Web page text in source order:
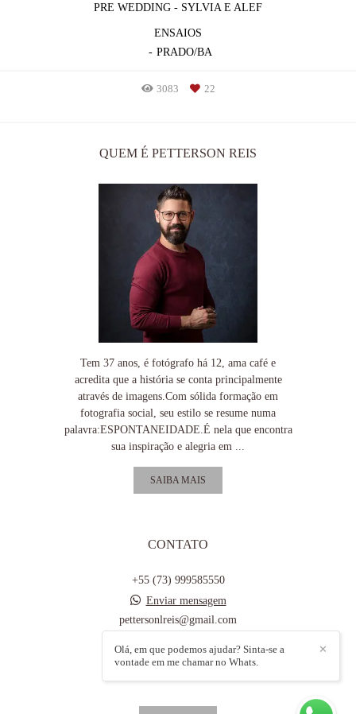
PRE WEDDING - SYLVIA E ALEF
ENSAIOS
PRADO/BA
3083 22
QUEM É PETTERSON REIS
Tem 37 anos, é fotógrafo há 12, ama café e
acredita que a história se conta principalmente
através de imagens.Com sólida formação em
fotografia social, seu estilo se resume numa
palavra:ESPONTANEIDADE.É nela que encontra
sua inspiração e alegria em ...
SAIBA MAIS
CONTATO
+55 (73) 999585550
Enviar mensagem
pettersonlreis@gmail.com
✕
Olá, em que podemos ajudar? Sinta-se a
vontade em me chamar no Whats.